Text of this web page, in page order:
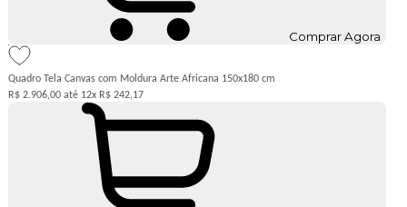
Comprar Agora
Quadro Tela Canvas com Moldura Arte Africana 150x180 cm
R$ 2.906,00
12x R$ 242,17